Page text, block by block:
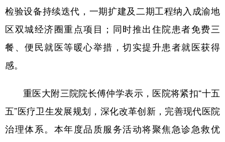
检验设备持续迭代，一期扩建及二期工程纳入成渝地
区双城经济圈重点项目；同时推出住院患者免费三
餐、便民就医等暖心举措，切实提升患者就医获得
感。
重医大附三院院长傅仲学表示，医院将紧扣“十五
五”医疗卫生发展规划，深化改革创新，完善现代医院
治理体系。本年度品质服务活动将聚焦急诊急救优